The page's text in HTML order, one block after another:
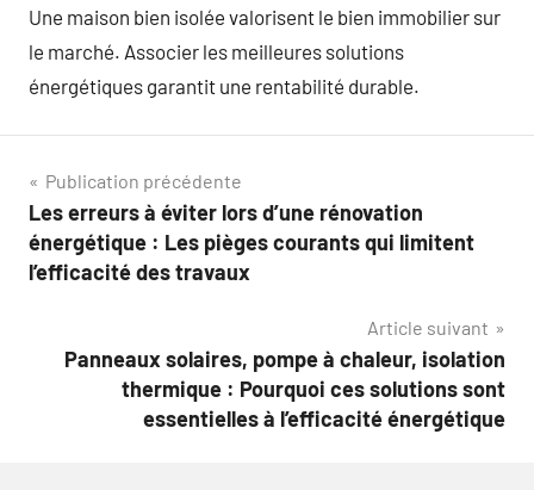
Une maison bien isolée valorisent le bien immobilier sur
le marché. Associer les meilleures solutions
énergétiques garantit une rentabilité durable.
Navigation
de
l’article
Publication précédente
Les erreurs à éviter lors d’une rénovation
énergétique : Les pièges courants qui limitent
l’efficacité des travaux
Article suivant
Panneaux solaires, pompe à chaleur, isolation
thermique : Pourquoi ces solutions sont
essentielles à l’efficacité énergétique